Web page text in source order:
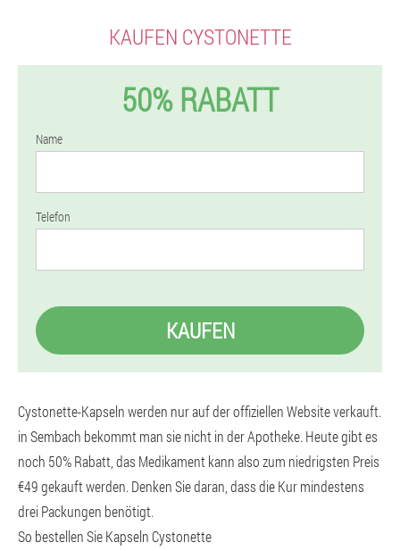
KAUFEN CYSTONETTE
50% RABATT
Name
Telefon
KAUFEN
Cystonette-Kapseln werden nur auf der offiziellen Website verkauft.
in Sembach bekommt man sie nicht in der Apotheke. Heute gibt es
noch 50% Rabatt, das Medikament kann also zum niedrigsten Preis
€49 gekauft werden. Denken Sie daran, dass die Kur mindestens
drei Packungen benötigt.
So bestellen Sie Kapseln Cystonette